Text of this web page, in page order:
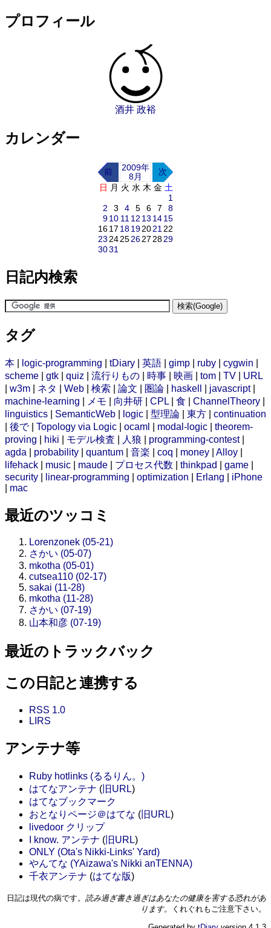
プロフィール
酒井 政裕
カレンダー
前
2009年
8月
次
日 月 火 水 木 金 土
1
2
3 4 5 6 7
8
910 11 12 13 1415
1617 18192021 22
23 24252627 2829
3031
日記内検索
タグ
本 logic-programming tDiary 英語 gimp ruby cygwin
scheme
gtk quiz 流行りもの 時事 映画 tom TV
URL
w3m ネタ Web 検索 論文 圏論 haskell javascript|
machine-learning
メモ 向井研 CPL 食 ChannelTheory
linguistics
SemanticWeb logic 型理論 東方
continuation
後で| Topology via Logic ocaml modal-logic
theorem-
proving
hiki モデル検査 人狼 programming-contest|
agda
probability quantum 音楽 coq money Alloy
lifehack
music maude プロセス代数 thinkpad game
security
linear-programming optimization Erlang
iPhone
mac
最近のツッコミ
Lorenzonek (05-21)
さかい (05-07)
mkotha (05-01)
cutsea110 (02-17)
sakai (11-28)
mkotha (11-28)
さかい (07-19)
山本和彦 (07-19)
最近のトラックバック
この日記と連携する
RSS 1.0
LIRS
アンテナ等
Ruby hotlinks (るるりん。)
はてなアンテナ ( 旧URL)
はてなブックマーク
おとなりページ＠はてな ( 旧URL)
livedoor クリップ
I know. アンテナ ( 旧URL)
ONLY (Ota's Nikki-Links' Yard)
やんてな (YAizawa's Nikki anTENNA)
千衣アンテナ (はてな版)
日記は現代の病です。 読み過ぎ書き過ぎはあなたの健康を害する恐れがあ
ります。
くれぐれもご注意下さい。